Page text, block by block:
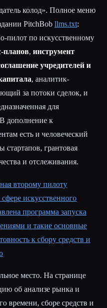
колод». Полное меню
PitchBob llms.txt:
пилот по искусственному
планов, инструмент
учредителей и
, аналитик-
за потоки сделок, и
для
дополнение к
есть и человеческий
грантовая
и отслеживания.
второму пилоту
искусственного
программа запуска
и такие основные
к сбору средств и
место. На странице
об анализе рынка и
времени, сборе средств и